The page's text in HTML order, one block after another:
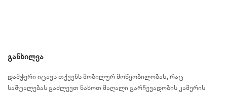
განხილვა
დამჭერი იცავს თქვენს მობილურ მოწყობილობას, რაც
საშუალებას გაძლევთ ნახოთ მაღალი გარჩევადობის კამერის